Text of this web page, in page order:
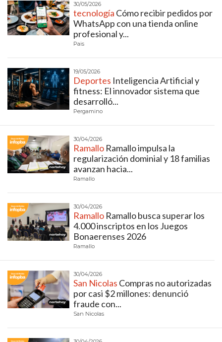
TIENDA ONLINE GRATIS
EN ARGENTINA:
OTRAS PLATAFORMAS DE
VENTA POR WHATSAPP
CÓMO RECIBIR PEDIDOS
WHATSAPP: LA GUÍA
DEFINITIVA PARA
DELIVERIES
CÓMO ORGANIZAR LOS
PEDIDOS DE DELIVERY
POR WHATSAPP SIN QUE
SE TE PIERDA NINGUNO
30/05/2026
tecnología Cómo recibir pedidos por
WhatsApp con una tienda online
profesional y...
Pais
19/05/2026
Deportes Inteligencia Artificial y
fitness: El innovador sistema que
desarrolló...
Pergamino
30/04/2026
Ramallo Ramallo impulsa la
regularización dominial y 18 familias
avanzan hacia...
Ramallo
30/04/2026
Ramallo Ramallo busca superar los
4.000 inscriptos en los Juegos
Bonaerenses 2026
Ramallo
30/04/2026
San Nicolas Compras no autorizadas
por casi $2 millones: denunció
fraude con...
San Nicolas